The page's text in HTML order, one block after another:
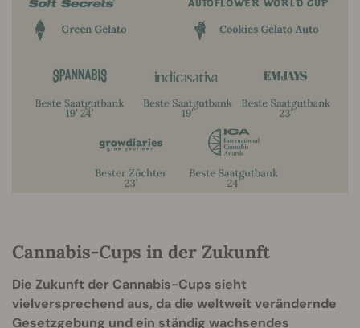
Cannabis-Cups in der Zukunft
Die Zukunft der Cannabis-Cups sieht
vielversprechend aus, da die weltweit verändernde
Gesetzgebung und ein ständig wachsendes